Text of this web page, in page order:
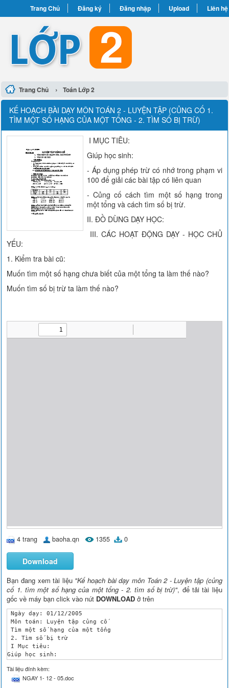
Trang Chủ Đăng ký Đăng nhập Upload Liên hệ
Trang Chủ › Toán Lớp 2
KẾ HOẠCH BÀI DẠY MÔN TOÁN 2 - LUYỆN TẬP (CỦNG CỐ 1.
TÌM MỘT SỐ HẠNG CỦA MỘT TỔNG - 2. TÌM SỐ BỊ TRỪ)
I MỤC TIÊU:
Giúp học sinh:
- Áp dụng phép trừ có nhớ trong phạm vi
100 để giải các bài tập có liên quan
- Củng cố cách tìm một số hạng trong
một tổng và cách tìm số bị trừ.
II. ĐỒ DÙNG DẠY HỌC:
III. CÁC HOẠT ĐỘNG DẠY - HỌC CHỦ
YẾU:
1. Kiểm tra bài cũ:
Muốn tìm một số hạng chưa biết của một tổng ta làm thế nào?
Muốn tìm số bị trừ ta làm thế nào?
4 trang baoha.qn 1355 0
Download
Bạn đang xem tài liệu "Kế hoạch bài dạy môn Toán 2 - Luyện tập (củng
cố 1. tìm một số hạng của một tổng - 2. tìm số bị trừ)", để tải tài liệu
gốc về máy bạn click vào nút DOWNLOAD ở trên
Ngày dạy: 01/12/2005
Môn toán: Luyện tập củng cố
Tìm một số hạng của một tổng
2. Tìm số bị trừ
I Mục tiêu:
Giúp học sinh:
áp dụng phép trừ có nhớ trong phạm vi 100 để giải các bài
Củng cố cách tìm một số hạng trong một tổng và cách tìm số
II. Đồ dùng dạy học:
Tài liệu đính kèm:
NGAY 1- 12 - 05.doc